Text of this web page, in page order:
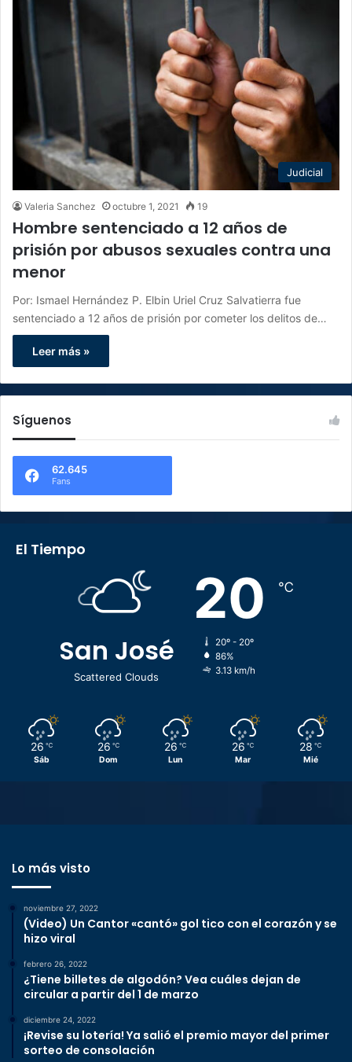
Judicial
Valeria Sanchez octubre 1, 2021 19
Hombre sentenciado a 12 años de
prisión por abusos sexuales contra una
menor
Por: Ismael Hernández P. Elbin Uriel Cruz Salvatierra fue
sentenciado a 12 años de prisión por cometer los delitos de…
Leer más »
Síguenos
62.645
Fans
El Tiempo
San José
Scattered Clouds
20 ℃
20º - 20º
86%
3.13 km/h
26 ℃
Sáb
26 ℃
Dom
26 ℃
Lun
26 ℃
Mar
28 ℃
Mié
Lo más visto
noviembre 27, 2022
(Video) Un Cantor «cantó» gol tico con el corazón y se
hizo viral
febrero 26, 2022
¿Tiene billetes de algodón? Vea cuáles dejan de
circular a partir del 1 de marzo
diciembre 24, 2022
¡Revise su lotería! Ya salió el premio mayor del primer
sorteo de consolación